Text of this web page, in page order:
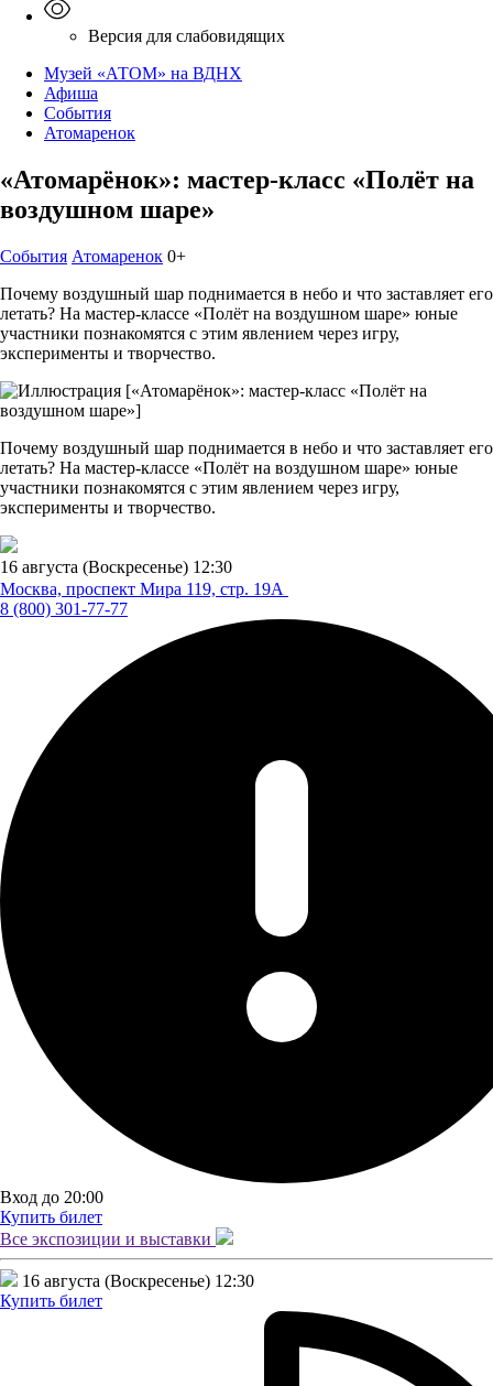
Версия для слабовидящих
Музей «АТОМ» на ВДНХ
Афиша
События
Атомаренок
«Атомарёнок»: мастер-класс «Полёт на
воздушном шаре»
События Атомаренок 0+
Почему воздушный шар поднимается в небо и что заставляет его
летать? На мастер-классе «Полёт на воздушном шаре» юные
участники познакомятся с этим явлением через игру,
эксперименты и творчество.
Почему воздушный шар поднимается в небо и что заставляет его
летать? На мастер-классе «Полёт на воздушном шаре» юные
участники познакомятся с этим явлением через игру,
эксперименты и творчество.
16 августа (Воскресенье) 12:30
Москва, проспект Мира 119, стр. 19А
8 (800) 301-77-77
Вход до 20:00
Купить билет
Все экспозиции и выставки
16 августа (Воскресенье) 12:30
Купить билет